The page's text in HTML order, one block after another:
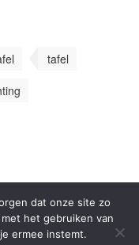
tafel
Privacyverklaring
dat onze site zo
het gebruiken van
ermee instemt.